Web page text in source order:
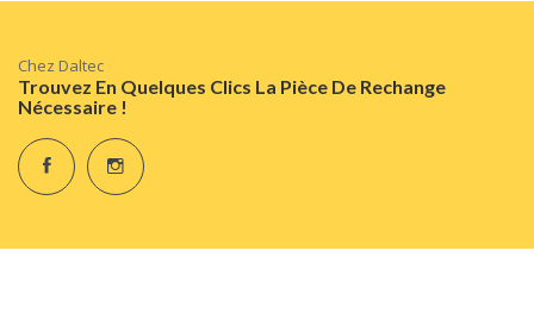
Chez Daltec
Trouvez En Quelques Clics La Pièce De Rechange
Nécessaire !